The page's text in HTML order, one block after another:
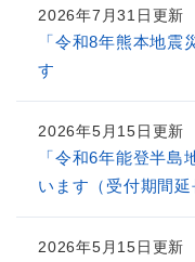
2026年7月31日更新
「令和8年熊本地震
す
2026年5月15日更新
「令和6年能登半島
います（受付期間延
2026年5月15日更新